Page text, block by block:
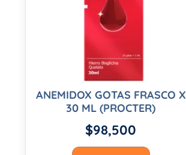
ANEMIDOX GOTAS FRASCO X
30 ML (PROCTER)
$98,500